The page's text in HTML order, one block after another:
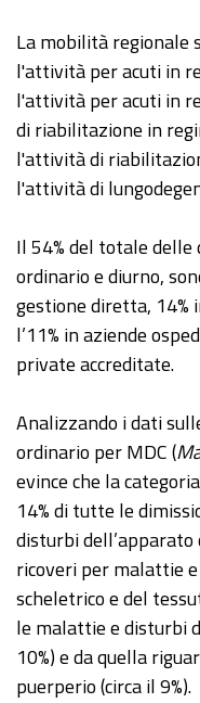
La mobilità regionale
l'attività per acuti in
l'attività per acuti in
di riabilitazione in
l'attività di
l'attività di
Il 54% del totale
ordinario e diurno,
gestione diretta, 14%
l’11% in aziende
private accreditate.
Analizzando i dati
ordinario per MDC (
evince che la
14% di tutte le
disturbi
ricoveri per malattie
scheletrico e del
le malattie e disturbi
10%) e da quella
puerperio (circa il 9%).